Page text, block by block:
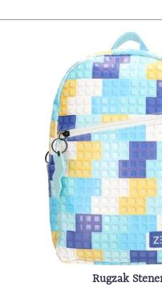
Rugzak